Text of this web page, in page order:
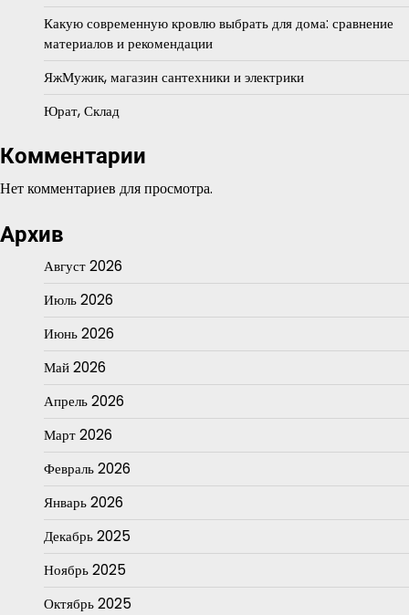
Какую современную кровлю выбрать для дома: сравнение
материалов и рекомендации
ЯжМужик, магазин сантехники и электрики
Юрат, Склад
Комментарии
Нет комментариев для просмотра.
Архив
Август 2026
Июль 2026
Июнь 2026
Май 2026
Апрель 2026
Март 2026
Февраль 2026
Январь 2026
Декабрь 2025
Ноябрь 2025
Октябрь 2025